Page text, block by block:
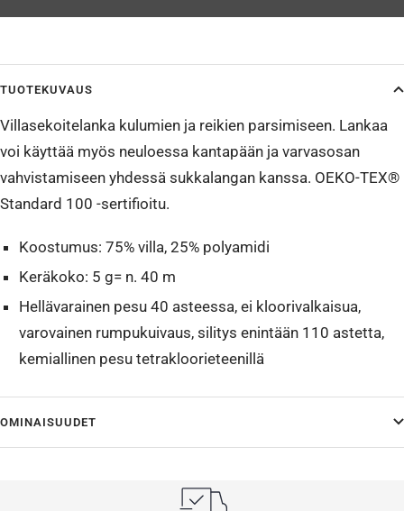
TUOTEKUVAUS
Villasekoitelanka kulumien ja reikien parsimiseen. Lankaa
voi käyttää myös neuloessa kantapään ja varvasosan
vahvistamiseen yhdessä sukkalangan kanssa. OEKO-TEX®
Standard 100 -sertifioitu.
Koostumus: 75% villa, 25% polyamidi
Keräkoko: 5 g= n. 40 m
Hellävarainen pesu 40 asteessa, ei kloorivalkaisua,
varovainen rumpukuivaus, silitys enintään 110 astetta,
kemiallinen pesu tetrakloorieteenillä
OMINAISUUDET